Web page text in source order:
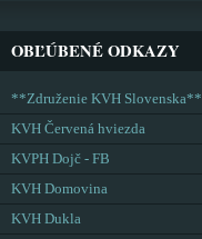
OBĽÚBENÉ ODKAZY
**Združenie KVH Slovenska**
KVH Červená hviezda
KVPH Dojč - FB
KVH Domovina
KVH Dukla